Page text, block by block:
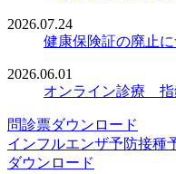
2026.07.24
健康保険証の廃止
2026.06.01
オンライン診療 指
問診票ダウンロード
インフルエンザ予防接種
ダウンロード